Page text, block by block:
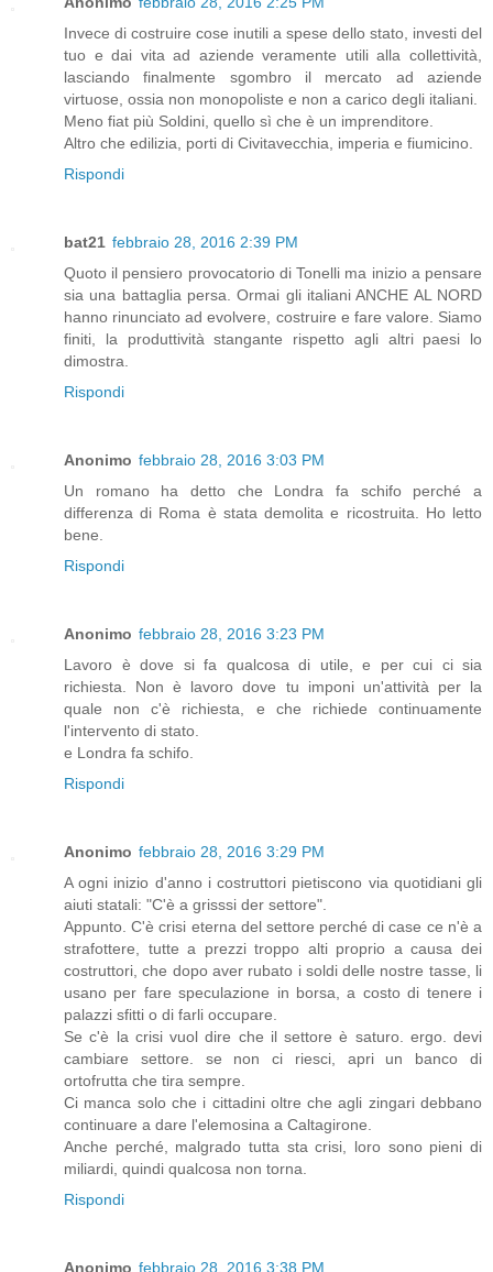
Invece di costruire cose inutili a spese dello stato, investi del
tuo e dai vita ad aziende veramente utili alla collettività,
lasciando finalmente sgombro il mercato ad aziende
virtuose, ossia non monopoliste e non a carico degli italiani.
Meno fiat più Soldini, quello sì che è un imprenditore.
Altro che edilizia, porti di Civitavecchia, imperia e fiumicino.
Rispondi
bat21 febbraio 28, 2016 2:39 PM
Quoto il pensiero provocatorio di Tonelli ma inizio a pensare
sia una battaglia persa. Ormai gli italiani ANCHE AL NORD
hanno rinunciato ad evolvere, costruire e fare valore. Siamo
finiti, la produttività stangante rispetto agli altri paesi lo
dimostra.
Rispondi
Anonimo febbraio 28, 2016 3:03 PM
Un romano ha detto che Londra fa schifo perché a
differenza di Roma è stata demolita e ricostruita. Ho letto
bene.
Rispondi
Anonimo febbraio 28, 2016 3:23 PM
Lavoro è dove si fa qualcosa di utile, e per cui ci sia
richiesta. Non è lavoro dove tu imponi un'attività per la
quale non c'è richiesta, e che richiede continuamente
l'intervento di stato.
e Londra fa schifo.
Rispondi
Anonimo febbraio 28, 2016 3:29 PM
A ogni inizio d'anno i costruttori pietiscono via quotidiani gli
aiuti statali: "C'è a grisssi der settore".
Appunto. C'è crisi eterna del settore perché di case ce n'è a
strafottere, tutte a prezzi troppo alti proprio a causa dei
costruttori, che dopo aver rubato i soldi delle nostre tasse, li
usano per fare speculazione in borsa, a costo di tenere i
palazzi sfitti o di farli occupare.
Se c'è la crisi vuol dire che il settore è saturo. ergo. devi
cambiare settore. se non ci riesci, apri un banco di
ortofrutta che tira sempre.
Ci manca solo che i cittadini oltre che agli zingari debbano
continuare a dare l'elemosina a Caltagirone.
Anche perché, malgrado tutta sta crisi, loro sono pieni di
miliardi, quindi qualcosa non torna.
Rispondi
Anonimo febbraio 28, 2016 3:38 PM